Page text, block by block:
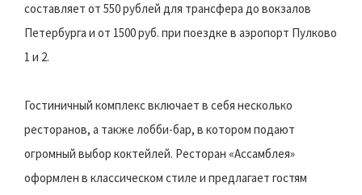
составляет от 550 рублей для трансфера до вокзалов
Петербурга и от 1500 руб. при поездке в аэропорт Пулково
1 и 2.
Гостиничный комплекс включает в себя несколько
ресторанов, а также лобби-бар, в котором подают
огромный выбор коктейлей. Ресторан «Ассамблея»
оформлен в классическом стиле и предлагает гостям